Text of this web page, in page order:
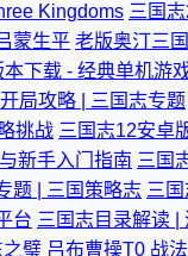
Kingdoms 三国
蒙生平 老版奥汀三
下载 - 经典单机游
局攻略 | 三国志专题
挑战 三国志12安卓
新手入门指南 三国
题 | 三国策略志 三
台 三国志目录解读
之璧 吕布曹操T0 战